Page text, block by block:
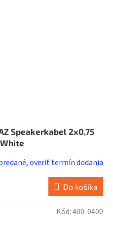
Speakerkabel 2x0,75
overiť termín dodania
Do košíka
Kód:400-0400